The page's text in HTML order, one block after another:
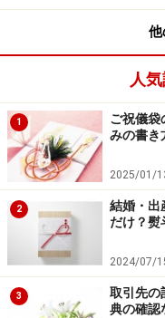
夫婦揃って結婚式に
婦共通の友人の場合
しての立場で出席す
ます。
妻として和装で出席
きます。もちろん花
帯の柄が目立ったり
に気をつけて下さい。
とは言っても若いミ
装にこだわらず、洋
他
人
1
ご祝儀
みの書き
2025/01/
2
結婚・出
だけ？熨
2024/07/
3
取引先の
典の確認